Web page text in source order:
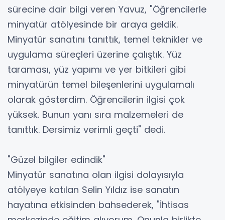
sürecine dair bilgi veren Yavuz, "Öğrencilerle
minyatür atölyesinde bir araya geldik.
Minyatür sanatını tanıttık, temel teknikler ve
uygulama süreçleri üzerine çalıştık. Yüz
taraması, yüz yapımı ve yer bitkileri gibi
minyatürün temel bileşenlerini uygulamalı
olarak gösterdim. Öğrencilerin ilgisi çok
yüksek. Bunun yanı sıra malzemeleri de
tanıttık. Dersimiz verimli geçti" dedi.
"Güzel bilgiler edindik"
Minyatür sanatına olan ilgisi dolayısıyla
atölyeye katılan Selin Yıldız ise sanatın
hayatına etkisinden bahsederek, "İhtisas